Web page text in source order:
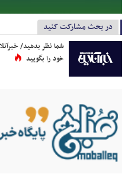
در بحث مشارکت کنید
شما نظر بدهید/
خود را بگویید